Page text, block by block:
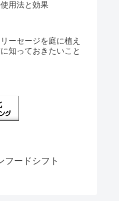
用法と効果
ーセージを庭に植え
知っておきたいこと
フードシフト